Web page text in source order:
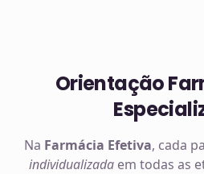
Orientação
Na Farmácia Efetiva, cada
individualizada em todas as